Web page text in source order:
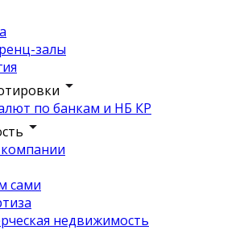
залы
по банкам и НБ КР
сами
недвижимость